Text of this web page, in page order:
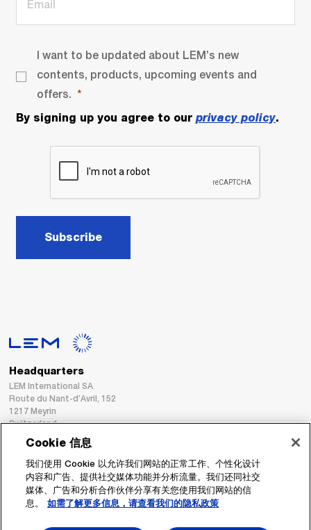
I want to be updated about LEM’s new
contents, products, upcoming events and
offers.
By signing up you agree to our privacy policy.
Subscribe
Headquarters
LEM International SA
Route du Nant-d’Avril, 152
1217 Meyrin
Switzerland
Fax : +41 22 794 94 78
Cookie 信息
我们使用 Cookie 以允许我们网站的正常工作、个性化设计
内容和广告、提供社交媒体功能并分析流量。我们还同社交
媒体、广告和分析合作伙伴分享有关您使用我们网站的信
息。
如需了解更多信息，请查看我们的隐私政策